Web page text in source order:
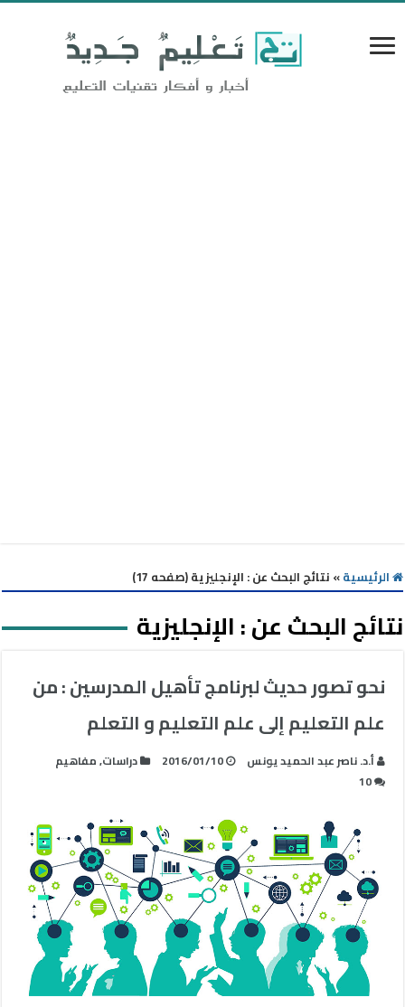
الرئيسية» نتائج البحث عن : الإنجليزية (صفحه 17)
نتائج البحث عن :الإنجليزية
نحو تصور حديث لبرنامج تأهيل المدرسين : من
علم التعليم إلى علم التعليم و التعلم
أ.د. ناصر عبد الحميد يونس 2016/01/10 دراسات,مفاهيم
10